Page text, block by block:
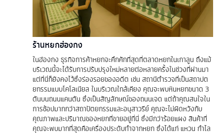
ร้านหยกฮ่องกง
ในฮ่องกง ธุรกิจการค้าหยกจะคึกคักที่สุดที่ตลาดหยกในเกาลูน ถึงแม้
บริเวณนี้จะได้รับการปรับปรุงใหม่หลายต่อหลายครั้งในช่วงที่ผ่านมา
แต่ที่นี่ก็ยังคงไว้ซึ่งร่องรอยของอดีต เช่น สถานีตำรวจที่เป็นสถาปต
ยกรรมแบบโคโลเนียล ในบริเวณใกล้เคียง คุณจะพบหินหยกขนาด 3
ตันบนถนนแคนตัน ซึ่งเป็นสัญลักษณ์ของถนนเจด แต่ถ้าคุณสนใจใน
การช้อปมากกว่าสถาปัตยกรรมและอนุสาวรีย์ คุณจะไม่ผิดหวังกับ
คุณภาพและปริมาณของหยกที่ขายอยู่ที่นี่ ซึ่งมีกว่าร้อยแผง สินค้าที่
คุณจะพบมากที่สุดคือเครื่องประดับทำจากหยก ซึ่งได้แก่ แหวน กำไล